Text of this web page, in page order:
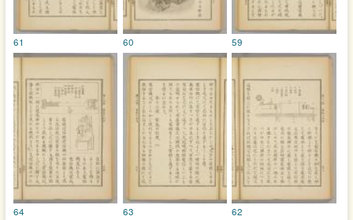
59
60
61
62
63
64